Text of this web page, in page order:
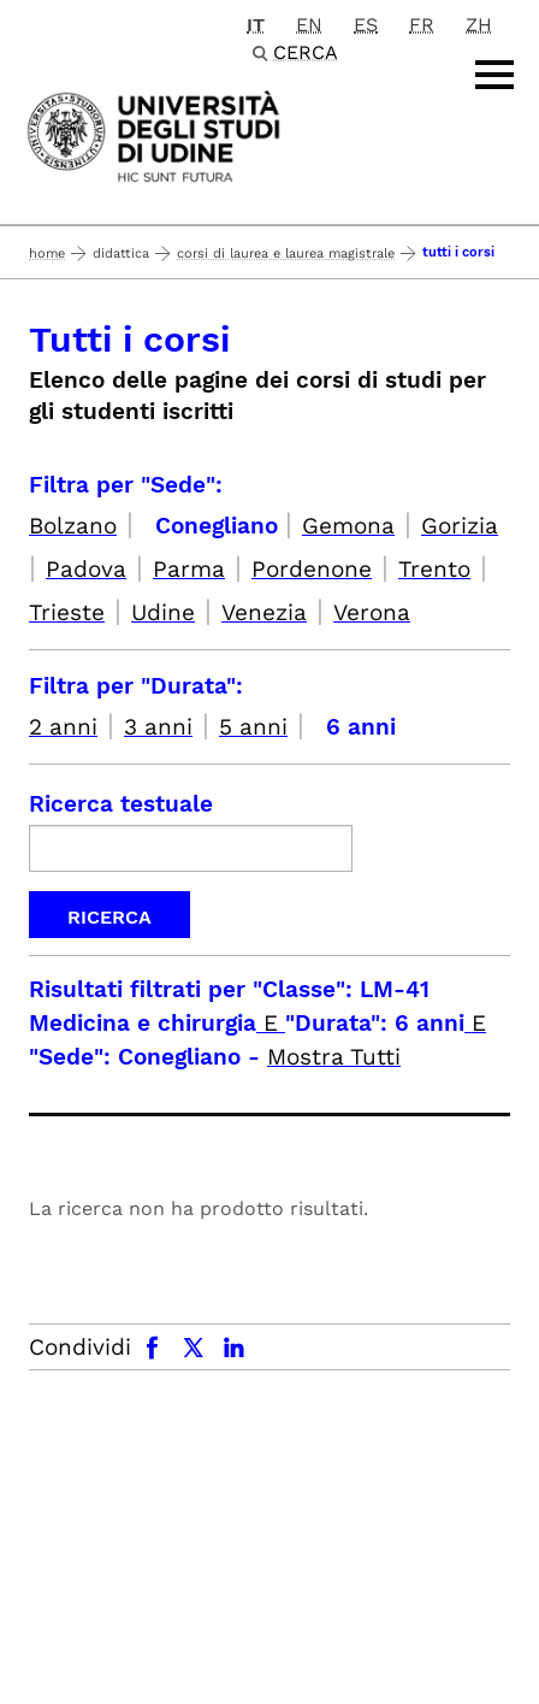
Passa al contenuto principale
IT EN ES FR
ZH
CERCA
home didattica corsi di laurea e laurea magistrale tutti i corsi
Tutti i corsi
Elenco delle pagine dei corsi di studi per
gli studenti iscritti
Filtra per "Sede":
Bolzano | Conegliano | Gemona | Gorizia
| Padova | Parma | Pordenone | Trento |
Trieste | Udine | Venezia | Verona
Filtra per "Durata":
2 anni | 3 anni | 5 anni | 6 anni
Ricerca testuale
Risultati filtrati per "Classe": LM-41
Medicina e chirurgia E "Durata": 6 anni E
"Sede": Conegliano - Mostra Tutti
La ricerca non ha prodotto risultati.
Condividi
facebook x.com linkedin